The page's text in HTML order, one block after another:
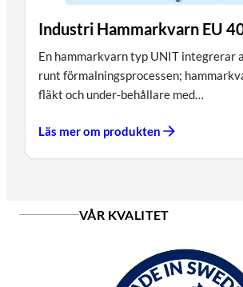
Industri Hammarkvarn EU
En hammarkvarn typ UNIT integrerar
runt förmalningsprocessen;
fläkt och under-behållare med…
Läs mer om produkten
VÅR KVALITET